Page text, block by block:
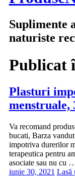
Suplimente
naturiste
Publicat
Plasturi
menstruale,
Va recomand
bucati, Barza
impotriva durerilor
terapeutica pentru
asociate sau nu cu
iunie 30, 2021 Lasă